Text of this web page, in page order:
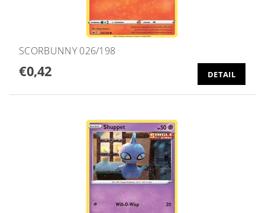
SCORBUNNY 026/198
€0,42 DETAIL